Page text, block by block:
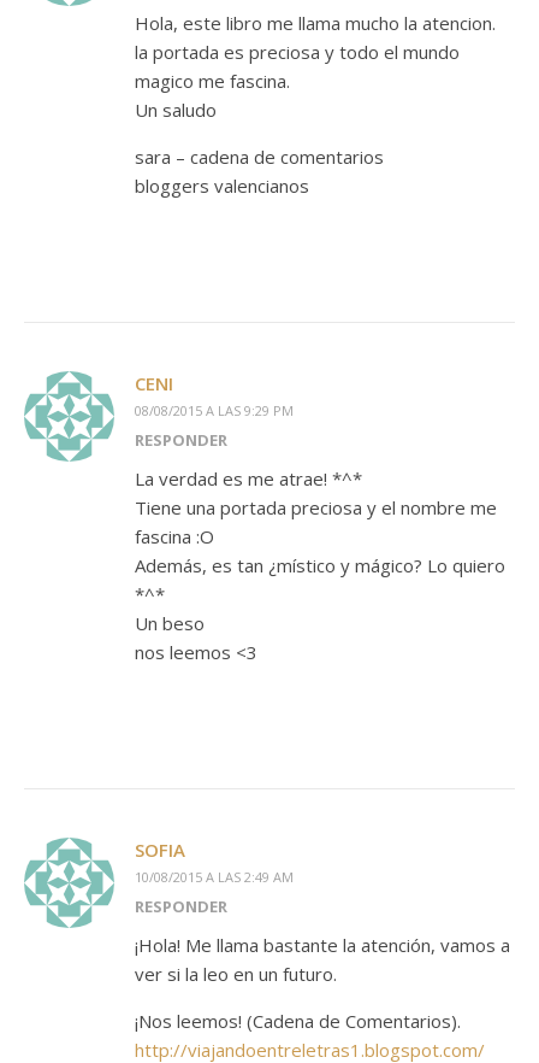
Hola, este libro me llama mucho la atencion.
la portada es preciosa y todo el mundo
magico me fascina.
Un saludo
sara – cadena de comentarios
bloggers valencianos
CENI
08/08/2015 A LAS 9:29 PM
RESPONDER
La verdad es me atrae! *^*
Tiene una portada preciosa y el nombre me
fascina :O
Además, es tan ¿místico y mágico? Lo quiero
*^*
Un beso
nos leemos <3
SOFIA
10/08/2015 A LAS 2:49 AM
RESPONDER
¡Hola! Me llama bastante la atención, vamos a
ver si la leo en un futuro.
¡Nos leemos! (Cadena de Comentarios).
http://viajandoentreletras1.blogspot.com/